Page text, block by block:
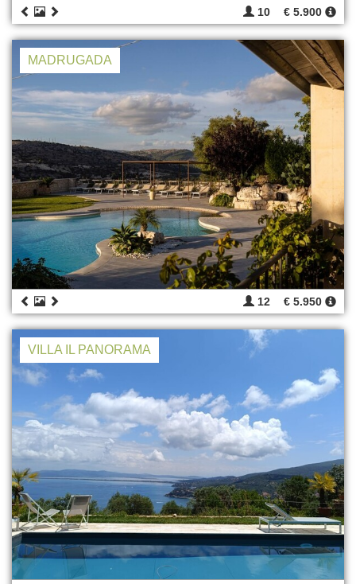
10 € 5.900
MADRUGADA
12 € 5.950
VILLA IL PANORAMA